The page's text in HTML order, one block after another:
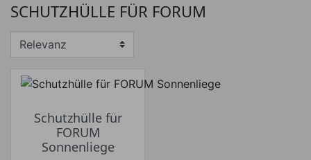
Preis von Preis bis
SCHUTZHÜLLE FÜR FORUM
Schutzhülle für
FORUM
Sonnenliege